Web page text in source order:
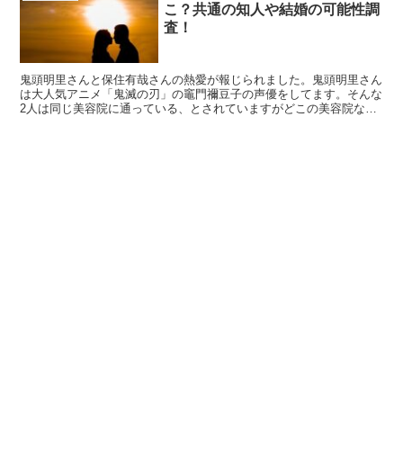
こ？共通の知人や結婚の可能性調
査！
鬼頭明里さんと保住有哉さんの熱愛が報じられました。鬼頭明里さん
は大人気アニメ「鬼滅の刃」の竈門禰豆子の声優をしてます。そんな
2人は同じ美容院に通っている、とされていますがどこの美容院なの